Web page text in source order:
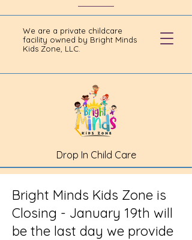
We are a private childcare
facility owned by Bright Minds
Kids Zone, LLC.
Drop In Child Care
Bright Minds Kids Zone is
Closing - January 19th will
be the last day we provide